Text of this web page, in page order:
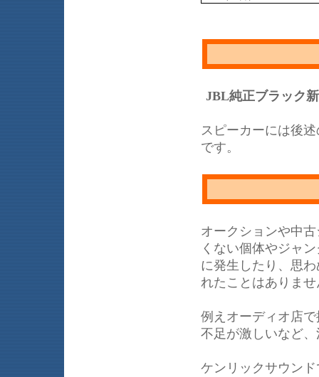
JBL純正ブラック
スピーカーには後
です。
オークションや中
くない個体やジャ
に発生したり、思
れたことはありませ
例えオーディオ店
不足が激しいなど
ケンリックサウン